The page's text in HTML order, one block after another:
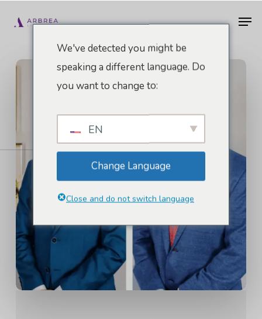
para
conteúdo
We've detected you might be
speaking a different language. Do
you want to change to:
EN
Change Language
Close and do not switch language